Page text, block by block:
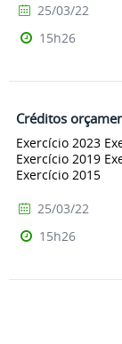
25/03/22
15h26
Créditos
Exercício 2023
Exercício 2019
Exercício 2015
25/03/22
15h26